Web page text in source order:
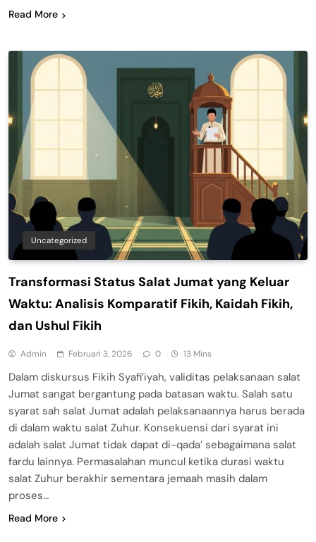
Read More
Uncategorized
Transformasi Status Salat Jumat yang Keluar
Waktu: Analisis Komparatif Fikih, Kaidah Fikih,
dan Ushul Fikih
Admin Februari 3, 2026 0 13 Mins
Dalam diskursus Fikih Syafi’iyah, validitas pelaksanaan salat
Jumat sangat bergantung pada batasan waktu. Salah satu
syarat sah salat Jumat adalah pelaksanaannya harus berada
di dalam waktu salat Zuhur. Konsekuensi dari syarat ini
adalah salat Jumat tidak dapat di-qada’ sebagaimana salat
fardu lainnya. Permasalahan muncul ketika durasi waktu
salat Zuhur berakhir sementara jemaah masih dalam
proses…
Read More